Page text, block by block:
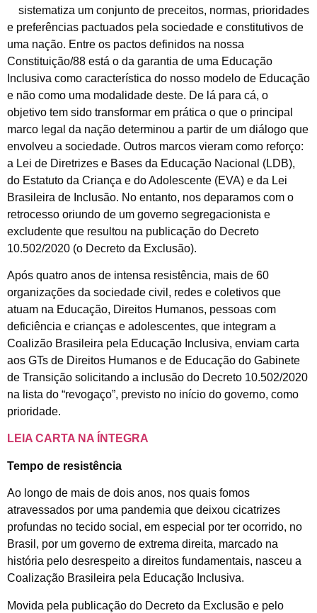
sistematiza um conjunto de preceitos, normas, prioridades
e preferências pactuados pela sociedade e constitutivos de
uma nação. Entre os pactos definidos na nossa
Constituição/88 está o da garantia de uma Educação
Inclusiva como característica do nosso modelo de Educação
e não como uma modalidade deste. De lá para cá, o
objetivo tem sido transformar em prática o que o principal
marco legal da nação determinou a partir de um diálogo que
envolveu a sociedade. Outros marcos vieram como reforço:
a Lei de Diretrizes e Bases da Educação Nacional (LDB),
do Estatuto da Criança e do Adolescente (EVA) e da Lei
Brasileira de Inclusão. No entanto, nos deparamos com o
retrocesso oriundo de um governo segregacionista e
excludente que resultou na publicação do Decreto
10.502/2020 (o Decreto da Exclusão).
Após quatro anos de intensa resistência, mais de 60
organizações da sociedade civil, redes e coletivos que
atuam na Educação, Direitos Humanos, pessoas com
deficiência e crianças e adolescentes, que integram a
Coalizão Brasileira pela Educação Inclusiva, enviam carta
aos GTs de Direitos Humanos e de Educação do Gabinete
de Transição solicitando a inclusão do Decreto 10.502/2020
na lista do “revogaço”, previsto no início do governo, como
prioridade.
LEIA CARTA NA ÍNTEGRA
Tempo de resistência
Ao longo de mais de dois anos, nos quais fomos
atravessados por uma pandemia que deixou cicatrizes
profundas no tecido social, em especial por ter ocorrido, no
Brasil, por um governo de extrema direita, marcado na
história pelo desrespeito a direitos fundamentais, nasceu a
Coalização Brasileira pela Educação Inclusiva.
Movida pela publicação do Decreto da Exclusão e pelo